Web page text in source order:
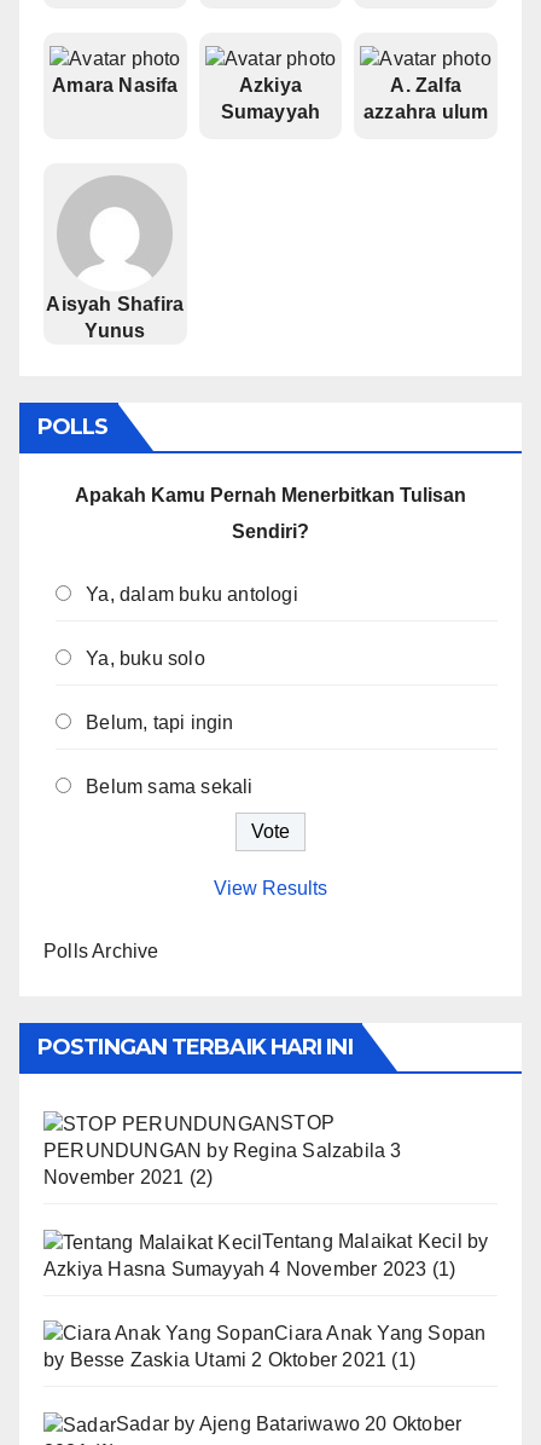
Amara Nasifa
Azkiya
Sumayyah
A. Zalfa
azzahra ulum
Aisyah Shafira
Yunus
POLLS
Apakah Kamu Pernah Menerbitkan Tulisan
Sendiri?
Ya, dalam buku antologi
Ya, buku solo
Belum, tapi ingin
Belum sama sekali
View Results
Polls Archive
POSTINGAN TERBAIK HARI INI
STOP
PERUNDUNGAN by Regina Salzabila 3
November 2021 (2)
Tentang Malaikat Kecil
by
Azkiya Hasna Sumayyah 4 November 2023 (1)
Ciara Anak Yang Sopan
by Besse Zaskia Utami 2 Oktober 2021 (1)
Sadar by Ajeng Batariwawo 20 Oktober